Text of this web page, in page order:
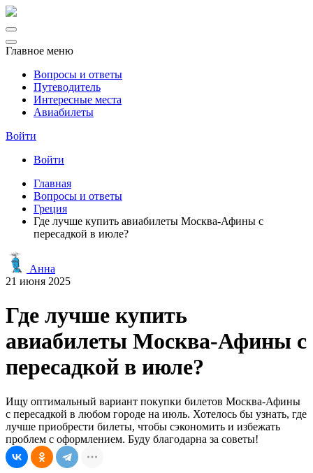
Главное меню
Вопросы и ответы
Путеводитель
Интересные места
Авиабилеты
Войти
Войти
Главная
Вопросы и ответы
Греция
Где лучше купить авиабилеты Москва-Афины с
пересадкой в июле?
Анна
21 июня 2025
Где лучше купить
авиабилеты Москва-Афины с
пересадкой в июле?
Ищу оптимальный вариант покупки билетов Москва-Афины
с пересадкой в любом городе на июль. Хотелось бы узнать, где
лучше приобрести билеты, чтобы сэкономить и избежать
проблем с оформлением. Буду благодарна за советы!